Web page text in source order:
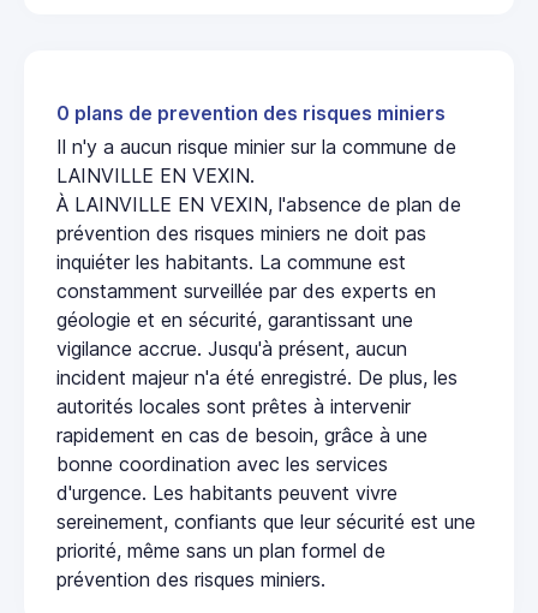
0 plans de prevention des risques miniers
Il n'y a aucun risque minier sur la commune de
LAINVILLE EN VEXIN.
À LAINVILLE EN VEXIN, l'absence de plan de
prévention des risques miniers ne doit pas
inquiéter les habitants. La commune est
constamment surveillée par des experts en
géologie et en sécurité, garantissant une
vigilance accrue. Jusqu'à présent, aucun
incident majeur n'a été enregistré. De plus, les
autorités locales sont prêtes à intervenir
rapidement en cas de besoin, grâce à une
bonne coordination avec les services
d'urgence. Les habitants peuvent vivre
sereinement, confiants que leur sécurité est une
priorité, même sans un plan formel de
prévention des risques miniers.